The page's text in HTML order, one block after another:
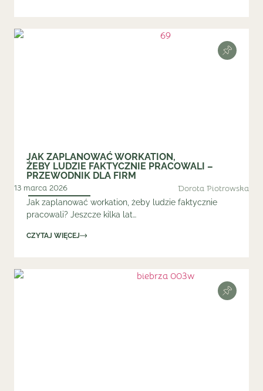
JAK ZAPLANOWAĆ WORKATION,
ŻEBY LUDZIE FAKTYCZNIE PRACOWALI –
PRZEWODNIK DLA FIRM
13 marca 2026 Dorota Piotrowska
Jak zaplanować workation, żeby ludzie faktycznie
pracowali? Jeszcze kilka lat…
CZYTAJ WIĘCEJ